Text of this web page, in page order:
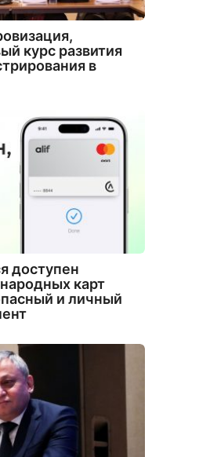
курс развития
в
доступен
карт
и личный